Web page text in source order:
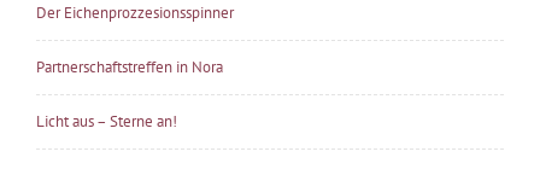
Der Eichenprozzesionsspinner
Partnerschaftstreffen in Nora
Licht aus – Sterne an!